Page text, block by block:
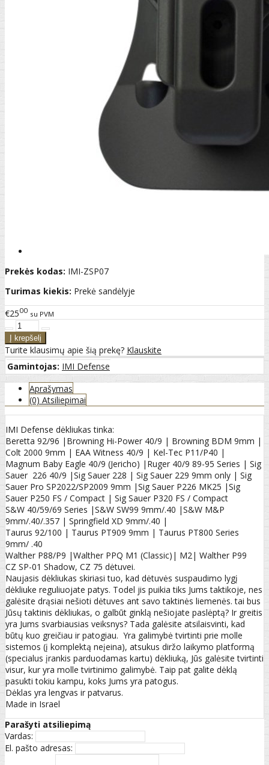
Prekės kodas: IMI-ZSP07
Turimas kiekis: Prekė sandėlyje
€2500 su PVM
Turite klausimų apie šią prekę? Klauskite
Gamintojas: IMI Defense
Aprašymas
(0) Atsiliepimai
IMI Defense dėkliukas tinka:
Beretta 92/96 |Browning Hi-Power 40/9 | Browning BDM 9mm |
Colt 2000 9mm | EAA Witness 40/9 | Kel-Tec P11/P40 |
Magnum Baby Eagle 40/9 (Jericho) |Ruger 40/9 89-95 Series | Sig
Sauer 226 40/9 |Sig Sauer 228 | Sig Sauer 229 9mm only | Sig
Sauer Pro SP2022/SP2009 9mm |Sig Sauer P226 MK25 |Sig
Sauer P250 FS / Compact | Sig Sauer P320 FS / Compact
S&W 40/59/69 Series |S&W SW99 9mm/.40 |S&W M&P
9mm/.40/.357 | Springfield XD 9mm/.40 |
Taurus 92/100 | Taurus PT909 9mm | Taurus PT800 Series
9mm/ .40
Walther P88/P9 |Walther PPQ M1 (Classic)| M2| Walther P99
CZ SP-01 Shadow, CZ 75 dėtuvei.
Naujasis dėkliukas skiriasi tuo, kad dėtuvės suspaudimo lygį
dėkliuke reguliuojate patys. Todel jis puikia tiks Jums taktikoje, nes
galėsite drąsiai nešioti dėtuves ant savo taktinės liemenės. tai bus
Jūsų taktinis dėkliukas, o galbūt ginklą nešiojate paslėptą? Ir greitis
yra Jums svarbiausias veiksnys? Tada galėsite atsilaisvinti, kad
būtų kuo greičiau ir patogiau. Yra galimybė tvirtinti prie molle
sistemos (į komplektą neįeina), atsukus diržo laikymo platformą
(specialus įrankis parduodamas kartu) dėkliuką, Jūs galėsite tvirtinti
visur, kur yra molle tvirtinimo galimybė. Taip pat galite dėklą
pasukti tokiu kampu, koks Jums yra patogus.
Dėklas yra lengvas ir patvarus.
Made in Israel
Parašyti atsiliepimą
Vardas:
El. pašto adresas: